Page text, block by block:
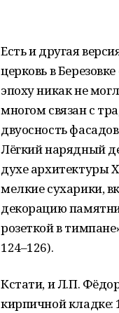
Есть и другая
церковь в
эпоху никак не
многом связан с
двуосность
Лёгкий нарядный
духе архитектуры
мелкие сухарики,
декорацию
розеткой в
124–126).
Кстати, и Л.П.
кирпичной кладке: